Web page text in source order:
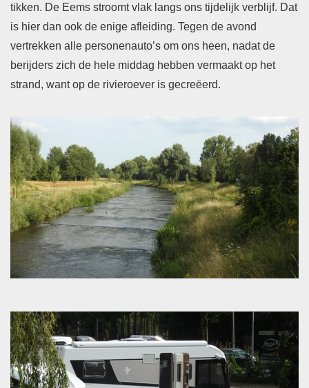
tikken. De Eems stroomt vlak langs ons tijdelijk verblijf. Dat
is hier dan ook de enige afleiding. Tegen de avond
vertrekken alle personenauto’s om ons heen, nadat de
berijders zich de hele middag hebben vermaakt op het
strand, want op de rivieroever is gecreëerd.